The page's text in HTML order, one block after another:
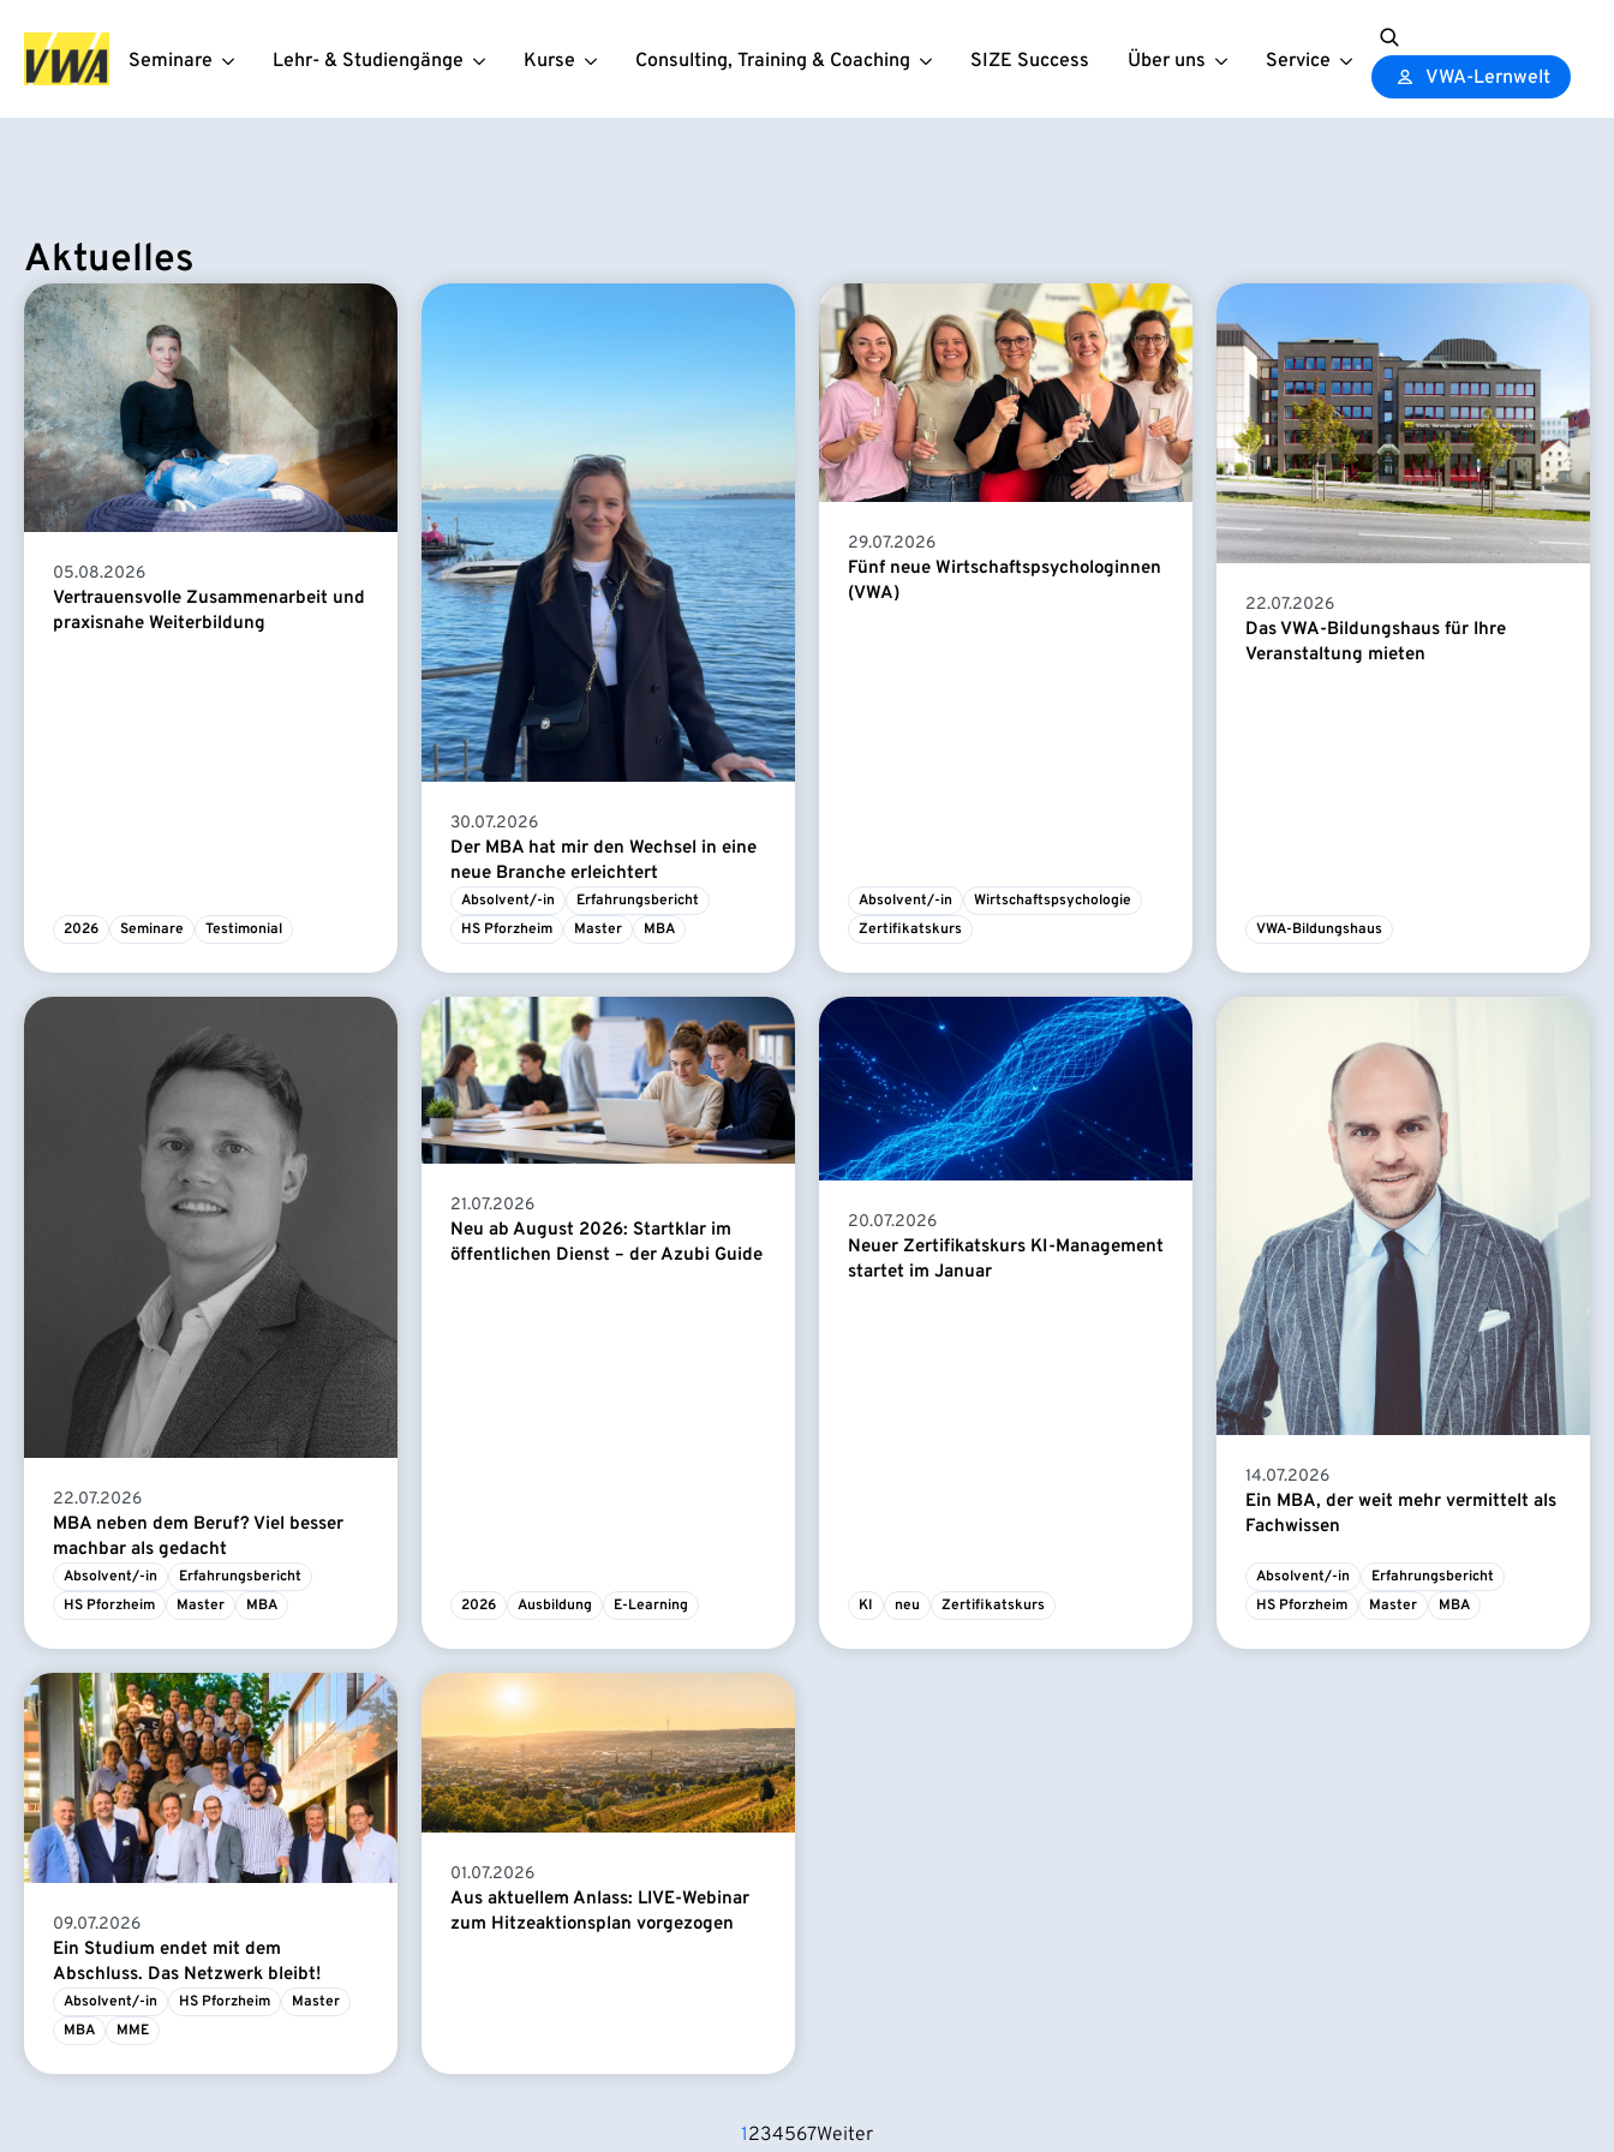
Seminare Lehr- & Studiengänge Kurse Consulting, Training & Coaching SIZE Success Über uns Service
Search
for:
VWA-Lernwelt
Aktuelles
05.08.2026
Vertrauensvolle Zusammenarbeit und
praxisnahe Weiterbildung
2026 Seminare Testimonial
30.07.2026
Der MBA hat mir den Wechsel in eine
neue Branche erleichtert
Absolvent/-in
Erfahrungsbericht
HS Pforzheim
Master MBA
29.07.2026
Fünf neue Wirtschaftspsychologinnen
(VWA)
Absolvent/-in
Wirtschaftspsychologie
Zertifikatskurs
22.07.2026
Das VWA-Bildungshaus für Ihre
Veranstaltung mieten
VWA-Bildungshaus
22.07.2026
MBA neben dem Beruf? Viel besser
machbar als gedacht
Absolvent/-in
Erfahrungsbericht
HS Pforzheim
Master MBA
21.07.2026
Neu ab August 2026: Startklar im
öffentlichen Dienst – der Azubi Guide
2026 Ausbildung E-Learning
20.07.2026
Neuer Zertifikatskurs KI-Management
startet im Januar
KI neu Zertifikatskurs
14.07.2026
Ein MBA, der weit mehr vermittelt als
Fachwissen
Absolvent/-in
Erfahrungsbericht
HS Pforzheim
Master MBA
09.07.2026
Ein Studium endet mit dem
Abschluss. Das Netzwerk bleibt!
Absolvent/-in HS Pforzheim
Master
MBA
MME
01.07.2026
Aus aktuellem Anlass: LIVE-Webinar
zum Hitzeaktionsplan vorgezogen
1234567Weiter